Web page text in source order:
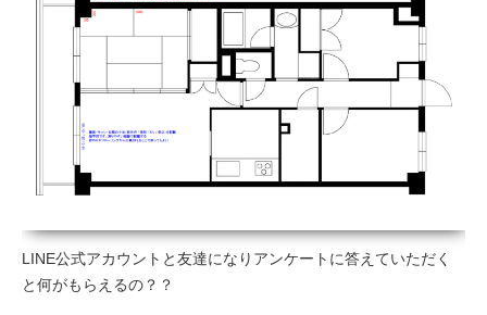
LINE公式アカウントと友達になりアンケートに答えていただく
と何がもらえるの？？